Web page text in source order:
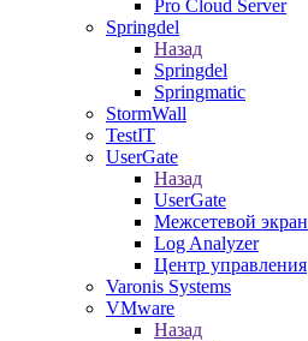
Pro Cloud Server
Springdel
Назад
Springdel
Springmatic
StormWall
TestIT
UserGate
Назад
UserGate
Межсетевой экран
Log Analyzer
Центр управления
Varonis Systems
VMware
Назад